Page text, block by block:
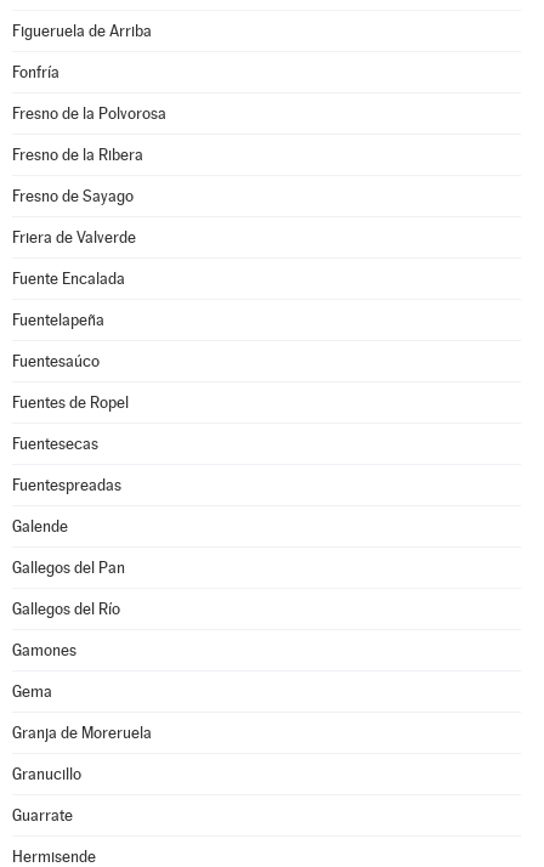
Figueruela de Arriba
Fonfría
Fresno de la Polvorosa
Fresno de la Ribera
Fresno de Sayago
Friera de Valverde
Fuente Encalada
Fuentelapeña
Fuentesaúco
Fuentes de Ropel
Fuentesecas
Fuentespreadas
Galende
Gallegos del Pan
Gallegos del Río
Gamones
Gema
Granja de Moreruela
Granucillo
Guarrate
Hermisende